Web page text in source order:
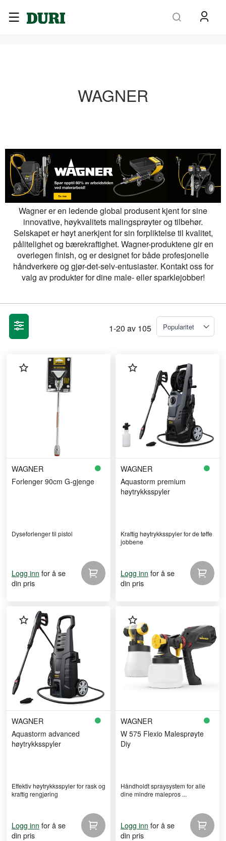
WAGNER
Wagner er en ledende global produsent kjent for sine
innovative, høykvalitets malingsprøyter og tilbehør.
Selskapet er høyt anerkjent for sin forpliktelse til kvalitet,
pålitelighet og bærekraftighet. Wagner-produktene gir en
overlegen finish, og er designet for både profesjonelle
håndverkere og gjør-det-selv-entusiaster. Kontakt oss for
valg av produkter for dine male- eller sparklejobber!
1-20 av 105
WAGNER
Forlenger 90cm G-gjenge
Dyseforlenger til pistol
Logg inn for å se
din pris
WAGNER
Aquastorm premium
høytrykksspyler
Kraftig høytrykksspyler for de tøffe
jobbene
Logg inn for å se
din pris
WAGNER
Aquastorm advanced
høytrykksspyler
Effektiv høytrykksspyler for rask og
kraftig rengjøring
Logg inn for å se
din pris
WAGNER
W 575 Flexio Malesprøyte
Diy
Håndholdt spraysystem for alle
dine mindre malepros ...
Logg inn for å se
din pris